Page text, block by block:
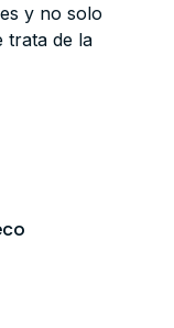
y no solo
trata de la